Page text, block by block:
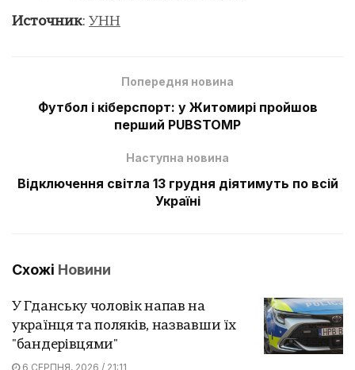
Источник: УНН
Попередня новина
Футбол і кіберспорт: у Житомирі пройшов
перший PUBSTOMP
Наступна новина
Відключення світла 13 грудня діятимуть по всій
Україні
Схожі Новини
У Гданську чоловік напав на
українця та поляків, назвавши їх
"бандерівцями"
6 СЕРПНЯ, 2026 / 21:11